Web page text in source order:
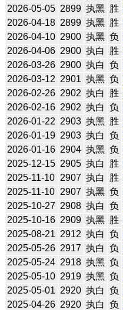
2026-05-05 2899 执黑 胜
2026-04-18 2899 执黑 胜
2026-04-10 2900 执黑 负
2026-04-06 2900 执白 胜
2026-03-26 2900 执白 负
2026-03-12 2901 执黑 负
2026-02-26 2902 执白 胜
2026-02-16 2902 执白 负
2026-01-22 2903 执黑 胜
2026-01-19 2903 执白 负
2026-01-16 2904 执黑 负
2025-12-15 2905 执白 胜
2025-11-10 2907 执白 胜
2025-11-10 2907 执黑 负
2025-10-27 2908 执白 负
2025-10-16 2909 执黑 胜
2025-08-21 2912 执白 负
2025-05-26 2917 执白 负
2025-05-24 2918 执黑 负
2025-05-10 2919 执黑 负
2025-05-01 2920 执白 负
2025-04-26 2920 执白 负